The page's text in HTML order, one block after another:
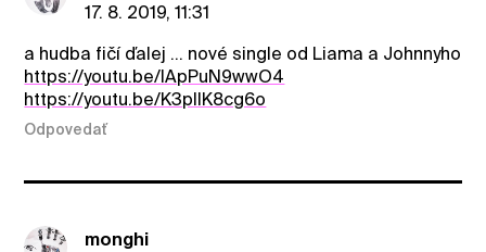
17. 8. 2019, 11:31
a hudba fičí ďalej ... nové single od Liama a Johnnyho
https://youtu.be/IApPuN9wwO4
https://youtu.be/K3pIlK8cg6o
Odpovedať
monghi